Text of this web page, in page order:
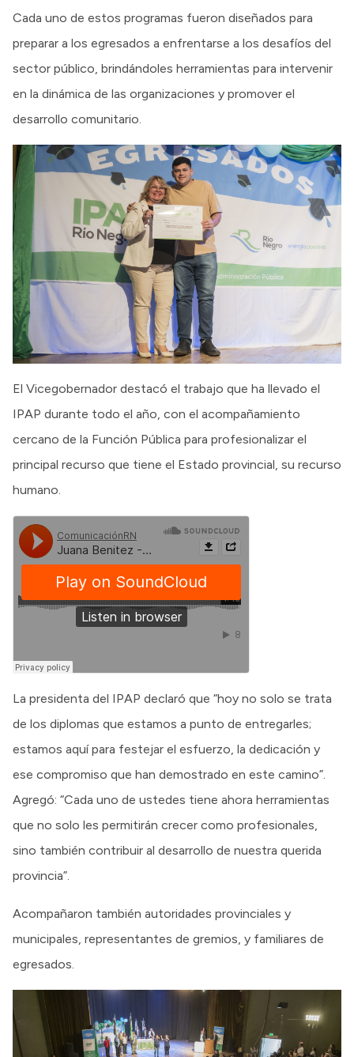
Cada uno de estos programas fueron diseñados para
preparar a los egresados a enfrentarse a los desafíos del
sector público, brindándoles herramientas para intervenir
en la dinámica de las organizaciones y promover el
desarrollo comunitario.
El Vicegobernador destacó el trabajo que ha llevado el
IPAP durante todo el año, con el acompañamiento
cercano de la Función Pública para profesionalizar el
principal recurso que tiene el Estado provincial, su recurso
humano.
La presidenta del IPAP declaró que “hoy no solo se trata
de los diplomas que estamos a punto de entregarles;
estamos aquí para festejar el esfuerzo, la dedicación y
ese compromiso que han demostrado en este camino”.
Agregó: “Cada uno de ustedes tiene ahora herramientas
que no solo les permitirán crecer como profesionales,
sino también contribuir al desarrollo de nuestra querida
provincia”.
Acompañaron también autoridades provinciales y
municipales, representantes de gremios, y familiares de
egresados.